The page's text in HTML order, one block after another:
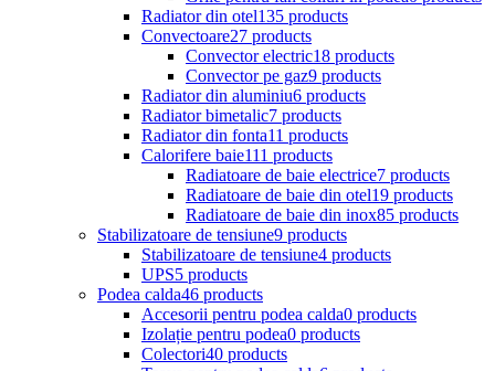
Radiator din otel135 products
Convectoare27 products
Convector electric18 products
Convector pe gaz9 products
Radiator din aluminiu6 products
Radiator bimetalic7 products
Radiator din fonta11 products
Calorifere baie111 products
Radiatoare de baie electrice7 products
Radiatoare de baie din otel19 products
Radiatoare de baie din inox85 products
Stabilizatoare de tensiune9 products
Stabilizatoare de tensiune4 products
UPS5 products
Podea calda46 products
Accesorii pentru podea calda0 products
Izolație pentru podea0 products
Colectori40 products